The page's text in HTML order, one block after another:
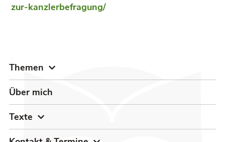
zur-kanzlerbefragung/
Themen
Über mich
Texte